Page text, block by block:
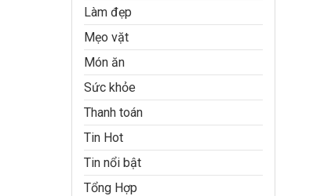
Làm đẹp
Mẹo vặt
Món ăn
Sức khỏe
Thanh toán
Tin Hot
Tin nổi bật
Tổng Hợp